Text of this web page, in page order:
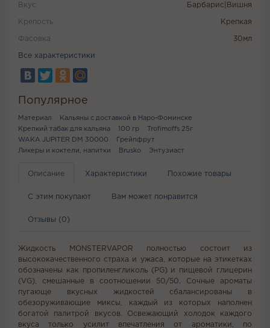
Вкус Барбарис|Вишня
Крепость Крепкая
Фасовка 30мл
Все характеристики
Популярное
Материал
Кальяны с доставкой в Наро-Фоминске
Крепкий табак для кальяна
100 гр
Trofimoffs 25г
WAKA JUPITER DM 30000
Грейпфрут
Ликеры и коктели, напитки
Brusko Энтузиаст
Описание Характеристики Похожие товары
С этим покупают Вам может понравится
Отзывы (0)
Жидкость MONSTERVAPOR полностью состоит из
высококачественного страха и ужаса, которые на этикетках
обозначены как пропиленгликоль (PG) и пищевой глицерин
(VG), смешанные в соотношении 50/50. Сочные ароматы
пугающе вкусных жидкостей сбалансированы в
обезоруживающие миксы, каждый из которых наполнен
богатой палитрой вкусов. Освежающий холодок каждого
вкуса только усилит впечатления от ароматики, по